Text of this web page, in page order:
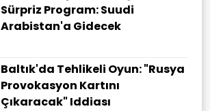
Sürpriz Program: Suudi
Arabistan'a Gidecek
Baltık'da Tehlikeli Oyun: "Rusya
Provokasyon Kartını
Çıkaracak" Iddiası